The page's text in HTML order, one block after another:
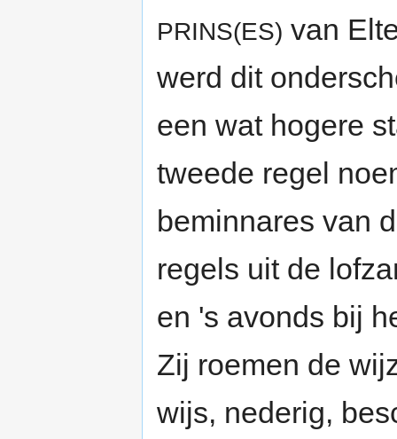
PRINS(ES) van
werd dit
een wat hogere
tweede regel
beminnares van
regels uit de
en 's avonds bij
Zij roemen de
wijs, nederig,